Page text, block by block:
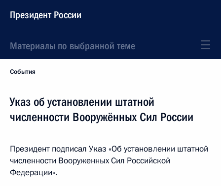
Президент России
Материалы по выбранной теме
События
Указ об установлении штатной
численности Вооружённых Сил России
Президент подписал Указ «Об установлении штатной
численности Вооруженных Сил Российской
Федерации».